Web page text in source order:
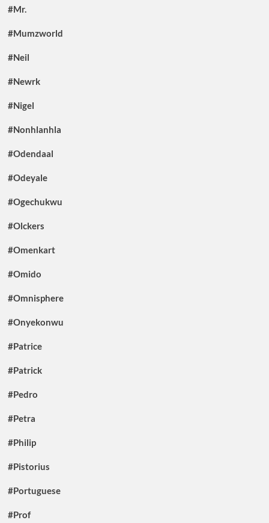
#Mr.
#Mumzworld
#Neil
#Newrk
#Nigel
#Nonhlanhla
#Odendaal
#Odeyale
#Ogechukwu
#Olckers
#Omenkart
#Omido
#Omnisphere
#Onyekonwu
#Patrice
#Patrick
#Pedro
#Petra
#Philip
#Pistorius
#Portuguese
#Prof